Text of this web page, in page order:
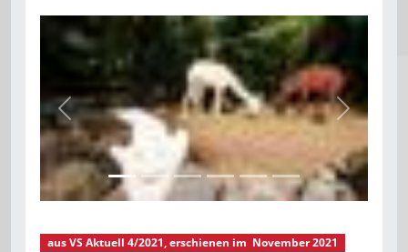
zurück weiter
ausVS Aktuell 4/2021, erschienen im November 2021